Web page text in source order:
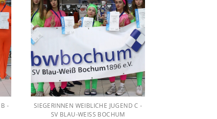
-
SIEGERINNEN WEIBLICHE JUGEND C -
SV BLAU-WEISS BOCHUM